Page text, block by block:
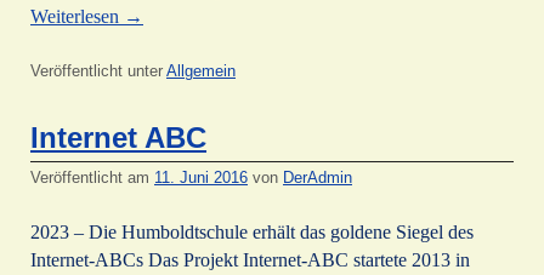
Weiterlesen →
Veröffentlicht unter Allgemein
Internet ABC
Veröffentlicht am 11. Juni 2016 von DerAdmin
2023 – Die Humboldtschule erhält das goldene Siegel des
Internet-ABCs Das Projekt Internet-ABC startete 2013 in